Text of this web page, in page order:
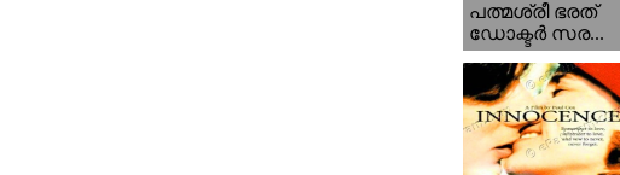
പത്മശ്രീ ഭരത്
ഡോക്ടര്‍ സര...